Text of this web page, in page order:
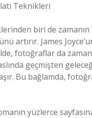
Teknikleri
biri de
artırır. James
fotoğraflar da
geçmişten
Bu bağlamda,
yüzlerce